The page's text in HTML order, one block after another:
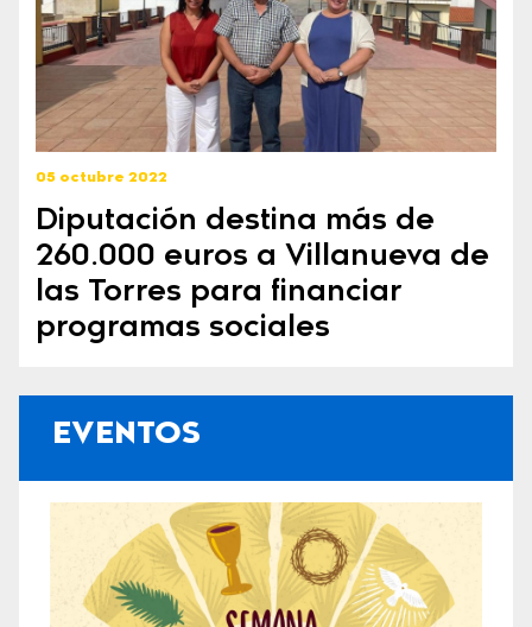
05 octubre 2022
Diputación destina más de
260.000 euros a Villanueva de
las Torres para financiar
programas sociales
EVENTOS